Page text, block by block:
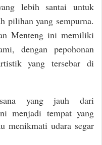
lebih santai untuk
pilihan yang sempurna.
Menteng ini memiliki
dengan pepohonan
yang tersebar di
yang jauh dari
menjadi tempat yang
menikmati udara segar